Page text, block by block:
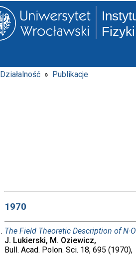
Działalność » Publikacje
1970
The Field Theoretic Description of N-
J. Lukierski, M. Oziewicz,
Bull. Acad. Polon. Sci. 18, 695 (1970),